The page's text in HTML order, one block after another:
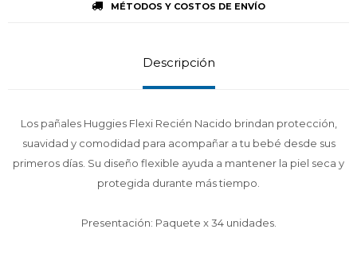
MÉTODOS Y COSTOS DE ENVÍO
Descripción
Los pañales Huggies Flexi Recién Nacido brindan protección,
suavidad y comodidad para acompañar a tu bebé desde sus
primeros días. Su diseño flexible ayuda a mantener la piel seca y
protegida durante más tiempo.
Presentación: Paquete x 34 unidades.